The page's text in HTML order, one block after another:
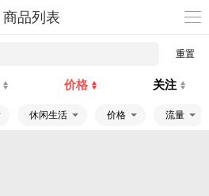
商品列表
重置
价格 关注
休闲生活 价格 流量